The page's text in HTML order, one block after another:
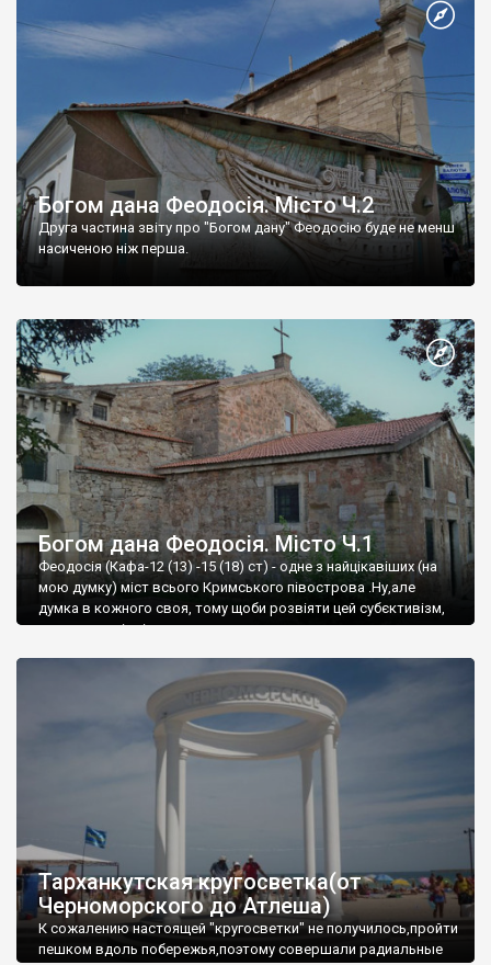
Богом дана Феодосія. Місто Ч.2
Друга частина звіту про "Богом дану" Феодосію буде не менш
насиченою ніж перша.
Богом дана Феодосія. Місто Ч.1
Феодосія (Кафа-12 (13) -15 (18) ст) - одне з найцікавіших (на
мою думку) міст всього Кримського півострова .Ну,але
думка в кожного своя, тому щоби розвіяти цей субєктивізм,
запрошую відвідати це
Тарханкутская кругосветка(от
Черноморского до Атлеша)
К сожалению настоящей "кругосветки" не получилось,пройти
пешком вдоль побережья,поэтому совершали радиальные